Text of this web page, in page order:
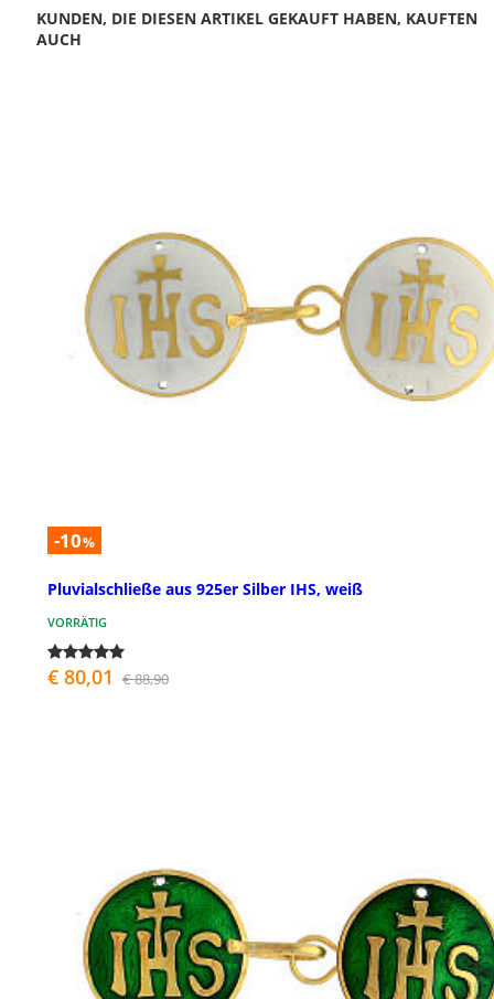
KUNDEN, DIE DIESEN ARTIKEL GEKAUFT HABEN, KAUFTEN
AUCH
-10%
Pluvialschließe aus 925er Silber IHS, weiß
VORRÄTIG
€ 80,01 € 88,90